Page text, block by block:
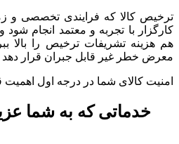
ترخیص کالا که فرایندی تخصصی و
کارگزار با تجربه و معتمد انجام
هم هزینه تشریفات ترخیص را بالا
معرض خطر غیر قابل جبران قرار دهد
امنیت کالای شما در درجه اول اهمیت
خدماتی که به شما